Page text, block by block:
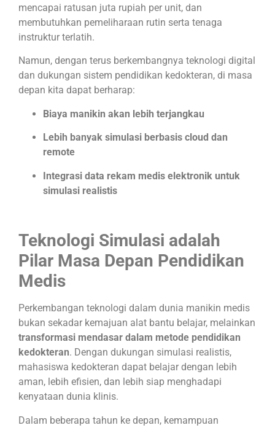
mencapai ratusan juta rupiah per unit, dan
membutuhkan pemeliharaan rutin serta tenaga
instruktur terlatih.
Namun, dengan terus berkembangnya teknologi digital
dan dukungan sistem pendidikan kedokteran, di masa
depan kita dapat berharap:
Biaya manikin akan lebih terjangkau
Lebih banyak simulasi berbasis cloud dan
remote
Integrasi data rekam medis elektronik untuk
simulasi realistis
Teknologi Simulasi adalah
Pilar Masa Depan Pendidikan
Medis
Perkembangan teknologi dalam dunia manikin medis
bukan sekadar kemajuan alat bantu belajar, melainkan
transformasi mendasar dalam metode pendidikan
kedokteran. Dengan dukungan simulasi realistis,
mahasiswa kedokteran dapat belajar dengan lebih
aman, lebih efisien, dan lebih siap menghadapi
kenyataan dunia klinis.
Dalam beberapa tahun ke depan, kemampuan